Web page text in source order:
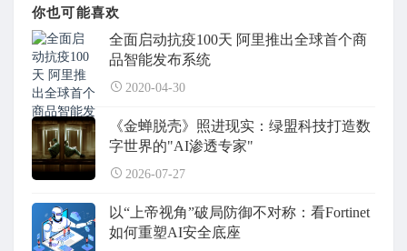
你也可能喜欢
全面启动抗疫100天 阿里推出全球首个商
品智能发布系统
2020-04-30
《金蝉脱壳》照进现实：绿盟科技打造数
字世界的"AI渗透专家"
2026-07-27
以“上帝视角”破局防御不对称：看Fortinet
如何重塑AI安全底座